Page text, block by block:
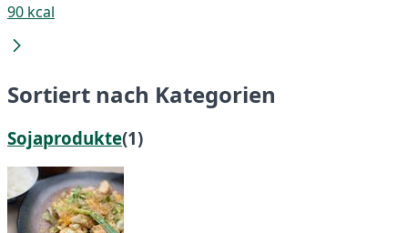
90 kcal
Sortiert nach Kategorien
Sojaprodukte(1)